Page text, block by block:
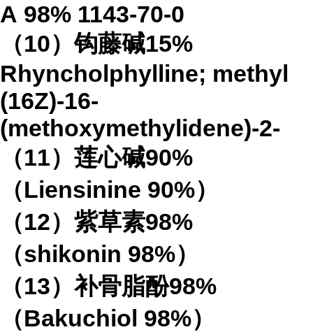
A 98% 1143-70-0
（10）钩藤碱15%
Rhyncholphylline; methyl
(16Z)-16-
(methoxymethylidene)-2-
（11）莲心碱90%
（Liensinine 90%）
（12）紫草素98%
（shikonin 98%）
（13）补骨脂酚98%
（Bakuchiol 98%）